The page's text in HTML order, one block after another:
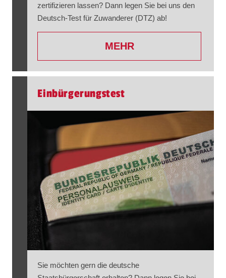
zertifizieren lassen? Dann legen Sie bei uns den
Deutsch-Test für Zuwanderer (DTZ) ab!
MEHR
Einbürgerungstest
Sie möchten gern die deutsche